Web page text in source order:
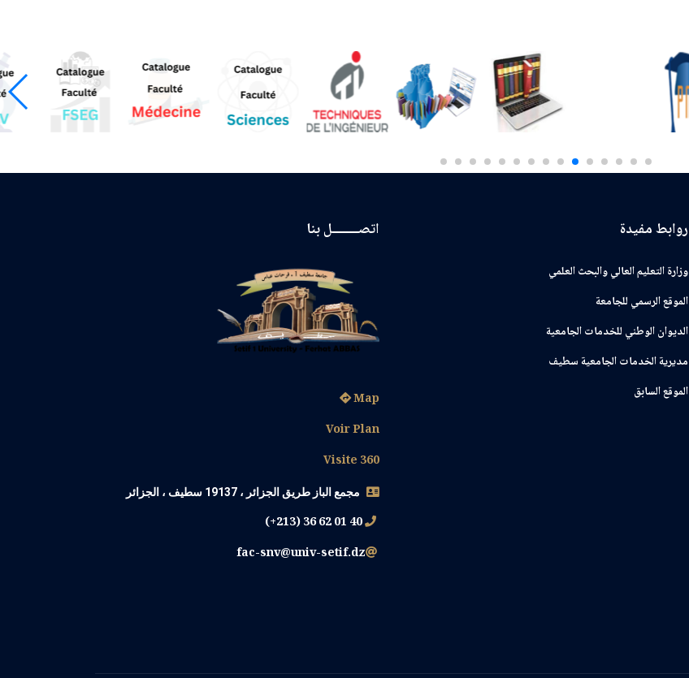
روابط مفيدة
وزارة التعليم العالي والبحث العلمي
الموقع الرسمي للجامعة
ﺍﻟﺪﻳﻮﺍﻥ ﺍﻟﻮﻃﻨﻲ ﻟﻠﺨﺪﻣﺎﺕ ﺍﻟﺠﺎﻣﻌﻴﺔ
مديرية الخدمات الجامعية سطيف
الموقع السابق
اتصــــــــل بنا
Map
Voir Plan
Visite 360
مجمع الباز طريق الجزائر ، 19137 سطيف ، الجزائر
(+213) 36 62 01 40
fac-snv@univ-setif.dz